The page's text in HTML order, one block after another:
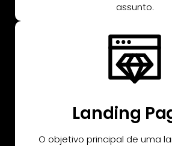
assunto.
Landing
O objetivo principal de uma